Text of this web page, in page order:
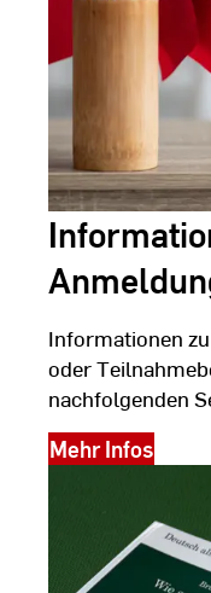
Informationen
oder
nachfolgenden
Mehr Infos